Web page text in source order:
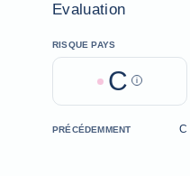
Evaluation
RISQUE PAYS
C Help
PRÉCÉDEMMENT C